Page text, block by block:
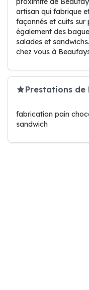
artisan qui fabrique
façonnés et cuits
également des
salades et
chez vous à
Prestations de
fabrication pain
sandwich